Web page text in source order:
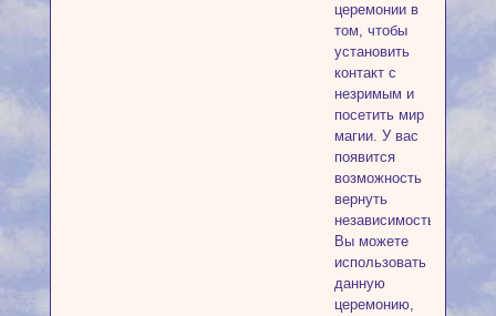
церемонии в
том, чтобы
установить
контакт с
незримым и
посетить мир
магии. У вас
появится
возможность
вернуть
независимость.
Вы можете
использовать
данную
церемонию,